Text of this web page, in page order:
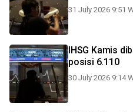
31 July 2026 9:51
IHSG Kamis
posisi 6.110
30 July 2026 9:14